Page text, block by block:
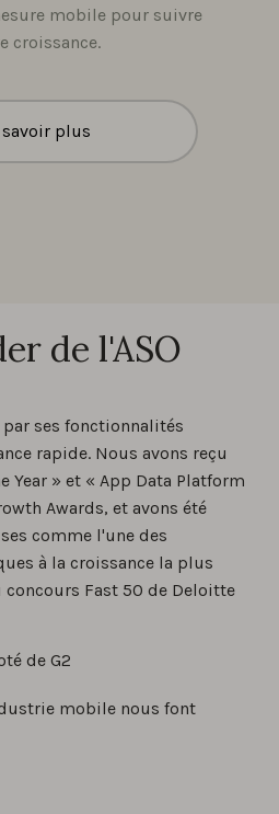
mobile pour suivre
croissance.
savoir plus
de l'ASO
ses fonctionnalités
rapide. Nous avons reçu
Year » et « App Data Platform
Awards, et avons été
comme l'une des
à la croissance la plus
Fast 50 de Deloitte
de G2
mobile nous font